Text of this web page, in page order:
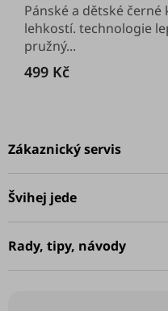
499 Kč
Pánské a dětské černé
lehkostí. technologie
pružný...
á
p
a
Zákaznický servis
Švihej jede
Rady, tipy, návody